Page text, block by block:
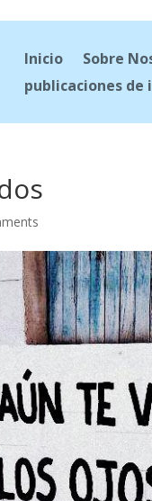
Inicio Sobre
publicaciones de